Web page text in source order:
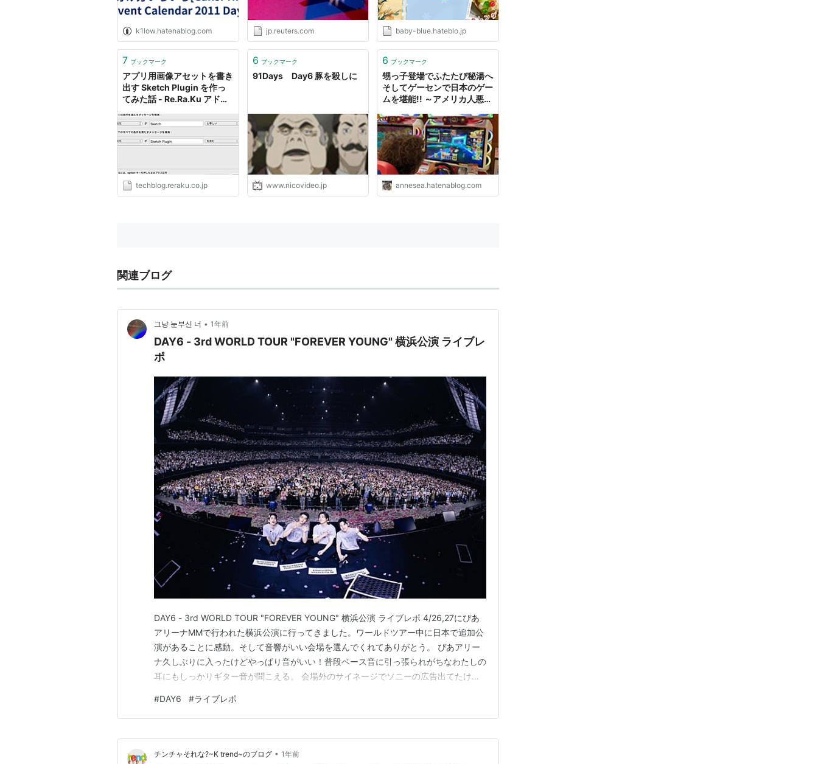
k1low.hatenablog.com jp.reuters.com baby-blue.hateblo.jp
7 ブックマーク
アプリ用画像アセットを書き
出す Sketch Plugin を作っ
てみた話 - Re.Ra.Ku アドベ
Re.Ra.Ku tech blog
techblog.reraku.co.jp
6 ブックマーク
91Days Day6 豚を殺しに
www.nicovideo.jp
6 ブックマーク
甥っ子登場でふたたび秘湯へ
そしてゲーセンで日本のゲー
ムを堪能!! ～アメリカ人悪ガ
の名はプーチン~The silly
alley cat's blog~
annesea.hatenablog.com
関連ブログ
그냥 눈부신 너 • 1年前
DAY6 - 3rd WORLD TOUR "FOREVER YOUNG" 横浜公演 ライブレ
ポ
DAY6 - 3rd WORLD TOUR "FOREVER YOUNG" 横浜公演 ライブレポ 4/26,27にぴあ
アリーナMMで行われた横浜公演に行ってきました。ワールドツアー中に日本で追加公
演があることに感動。そして音響がいい会場を選んでくれてありがとう。 ぴあアリー
ナ久しぶりに入ったけどやっぱり音がいい！普段ベース音に引っ張られがちなわたしの
耳にもしっかりギター音が聞こえる。 会場外のサイネージでソニーの広告出てたけど
たい。てかもっと音響に特化した会場が増えるといいね。 -setlist- Best Part…
#DAY6 #ライブレポ
チンチャそれな?~K trend~のブログ • 1年前